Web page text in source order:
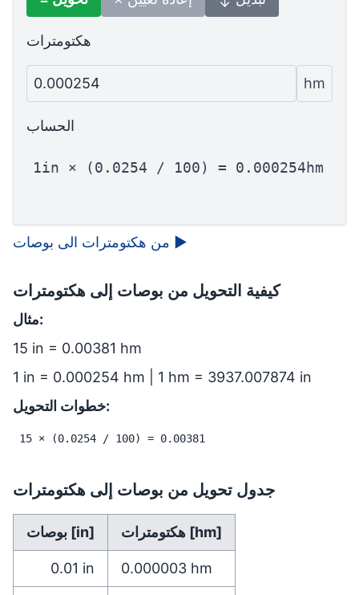
هكتومترات
0.000254 hm
الحساب
1in × (0.0254 / 100) = 0.000254hm
من هكتومترات الى بوصات ▶
كيفية التحويل من بوصات إلى هكتومترات
مثال:
15 in = 0.00381 hm
1 in = 0.000254 hm | 1 hm = 3937.007874 in
خطوات التحويل:
15 × (0.0254 / 100) = 0.00381
جدول تحويل من بوصات إلى هكتومترات
بوصات [in] هكتومترات [hm]
0.01 in 0.000003 hm